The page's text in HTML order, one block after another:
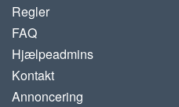
Regler
FAQ
Hjælpeadmins
Kontakt
Annoncering